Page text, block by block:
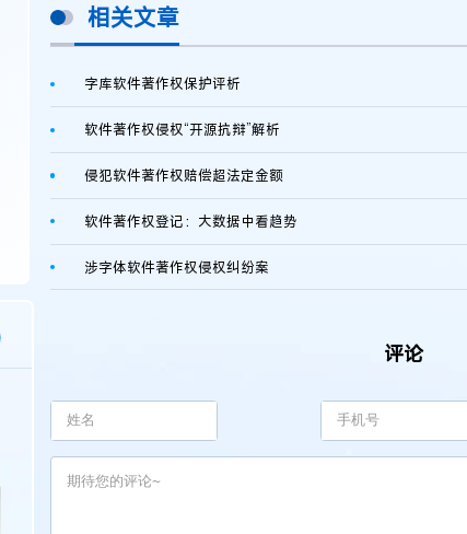
相关文章
字库软件著作权保护评析
软件著作权侵权“开源抗辩”解析
侵犯软件著作权赔偿超法定金额
软件著作权登记：大数据中看趋势
涉字体软件著作权侵权纠纷案
评论